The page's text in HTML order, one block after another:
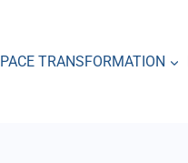
TRANSFORMATION